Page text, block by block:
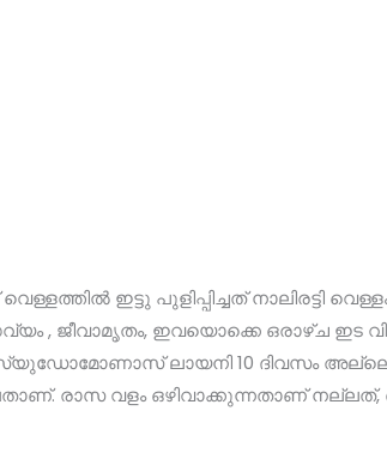
ഇട്ടു പുളിപ്പിച്ചത് നാലിരട്ടി
ജീവാമൃതം, ഇവയൊക്കെ ഒരാഴ്ച ഇട
ലായനി 10 ദിവസം
രാസ വളം ഒഴിവാക്കുന്നതാണ്